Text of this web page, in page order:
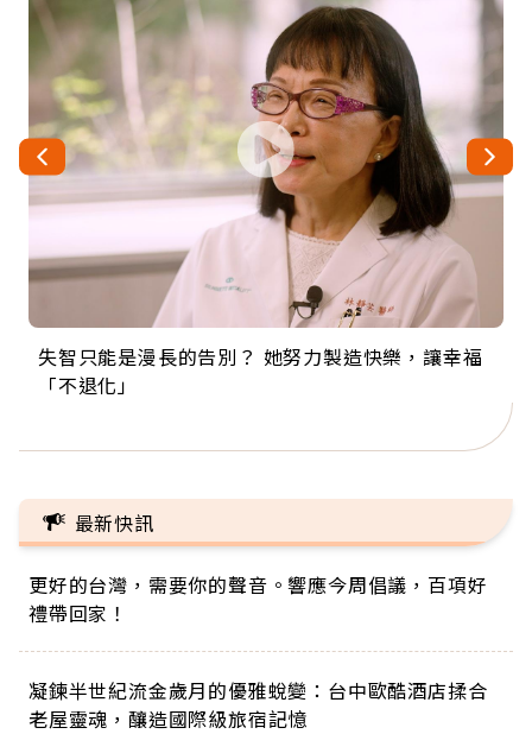
失智只能是漫長的告別？ 她努力製造快樂，讓幸福
「不退化」
來自剛果的巧克力神父 為台灣奉獻36年 「台灣是我
的家，我連作夢都講台語！」
63歲卸矽谷副總、搬回台灣找快樂！「蛋黃哥小
丑」走進安養院，逗樂上萬爺奶：退休後才開始真
104歲打破金氏世界紀錄 成為全球最年長羽球選
手，分享長壽的秘密原來是「這個」
事業巔峰他選擇追夢…黑手阿伯拉小提琴還登上小
巨蛋！連CNN都大讚！
最新快訊
更好的台灣，需要你的聲音。響應今周倡議，百項好
禮帶回家！
凝鍊半世紀流金歲月的優雅蛻變：台中歐酷酒店揉合
老屋靈魂，釀造國際級旅宿記憶